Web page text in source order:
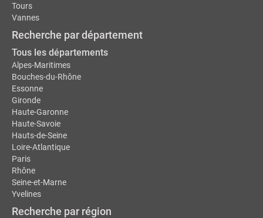
Tours
Vannes
Recherche par département
Tous les départements
Alpes-Maritimes
Bouches-du-Rhône
Essonne
Gironde
Haute-Garonne
Haute-Savoie
Hauts-de-Seine
Loire-Atlantique
Paris
Rhône
Seine-et-Marne
Yvelines
Recherche par région